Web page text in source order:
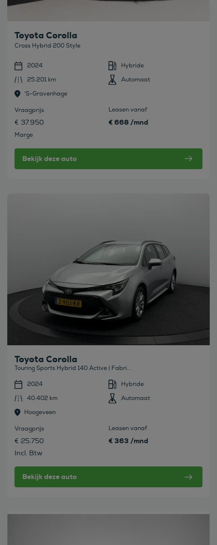
Toyota Corolla
Cross Hybrid 200 Style
2024
Hybride
25.201 km
Automaat
's-Gravenhage
Vraagprijs
€ 37.950
Marge
Leasen vanaf
€ 668 /mnd
Bekijk deze auto
Toyota Corolla
Touring Sports Hybrid 140 Active | Fabri...
2024
Hybride
40.402 km
Automaat
Hoogeveen
Vraagprijs
€ 25.750
Incl. Btw
Leasen vanaf
€ 363 /mnd
Bekijk deze auto